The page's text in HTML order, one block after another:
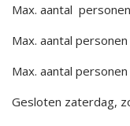
Max. aantal
Max. aantal
Max. aantal
Gesloten zaterdag,